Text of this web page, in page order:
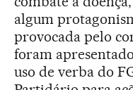
algum
provocada pelo
foram
uso de verba do